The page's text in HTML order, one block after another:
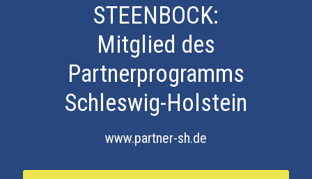
STEENBOCK:
Mitglied des
Partnerprogramms
Schleswig-Holstein
www.partner-sh.de